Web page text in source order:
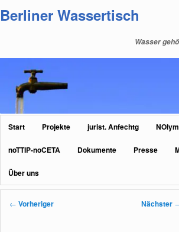
primären
Berliner Wassertisch
Wasser
Hauptmenü
Start Projekte jurist. Anfechtg
noTTIP-noCETA Dokumente Presse
Über uns
Beitragsnavigation
← Vorheriger Nächster